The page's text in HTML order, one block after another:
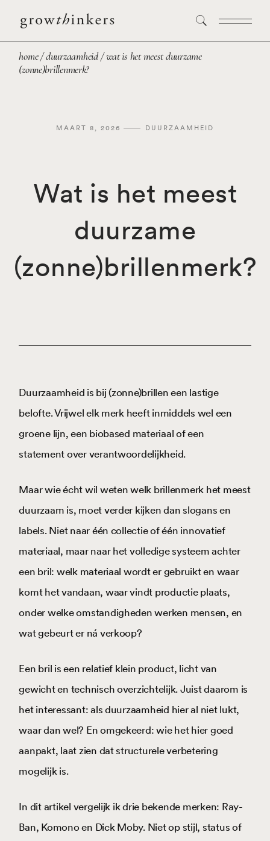
home duurzaamheid
wat is het meest duurzame
(zonne)brillenmerk?
MAART 8, 2026 DUURZAAMHEID
Wat is het meest
duurzame
(zonne)brillenmerk?
Duurzaamheid is bij (zonne)brillen een lastige
belofte. Vrijwel elk merk heeft inmiddels wel een
groene lijn, een biobased materiaal of een
statement over verantwoordelijkheid.
Maar wie écht wil weten welk brillenmerk het meest
duurzaam is, moet verder kijken dan slogans en
labels. Niet naar één collectie of één innovatief
materiaal, maar naar het volledige systeem achter
een bril: welk materiaal wordt er gebruikt en waar
komt het vandaan, waar vindt productie plaats,
onder welke omstandigheden werken mensen, en
wat gebeurt er ná verkoop?
Een bril is een relatief klein product, licht van
gewicht en technisch overzichtelijk. Juist daarom is
het interessant: als duurzaamheid hier al niet lukt,
waar dan wel? En omgekeerd: wie het hier goed
aanpakt, laat zien dat structurele verbetering
mogelijk is.
In dit artikel vergelijk ik drie bekende merken: Ray-
Ban, Komono en Dick Moby. Niet op stijl, status of